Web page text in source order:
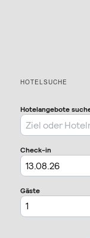
HOTELSUCHE